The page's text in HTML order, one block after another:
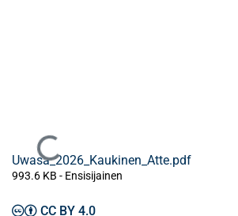
Ladataan...
Uwasa_2026_Kaukinen_Atte.pdf
993.6 KB - Ensisijainen
CC BY 4.0